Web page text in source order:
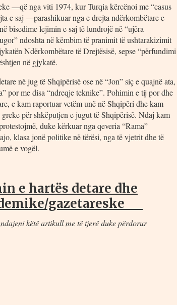
—që nga viti 1974, kur Turqia kërcënoi me “casus
e saj —parashikuar nga e drejta ndërkombëtare e
bisedime lejimin e saj të lundrojë në “ujëra
ndoshta në këmbim të pranimit të ushtarakizimit
Ndërkombëtare të Drejtësisë, sepse “përfundimi
në gjykatë.
në jug të Shqipërisë ose në “Jon” siç e quajnë ata,
por me disa “ndreqje teknike”. Pohimin e tij por dhe
e kam raportuar vetëm unë në Shqipëri dhe kam
për shkëputjen e jugut të Shqipërisë. Ndaj kam
duke kërkuar nga qeveria “Rama”
klasa jonë politike në tërësi, nga të vjetrit dhe të
e vogël.
e hartës detare dhe
gazetareske
këtë artikull me të tjerë duke përdorur